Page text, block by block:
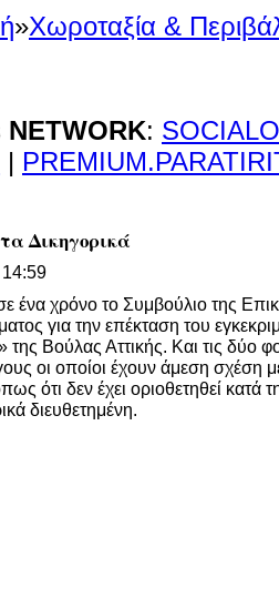
»Χωροταξία &
NETWORK:
|
Δικηγορικά
14:59
ένα χρόνο το Συμβούλιο της
για την επέκταση του
της Βούλας Αττικής. Και τις δύο
οι οποίοι έχουν άμεση
ότι δεν έχει οριοθετηθεί κατά
διευθετημένη.